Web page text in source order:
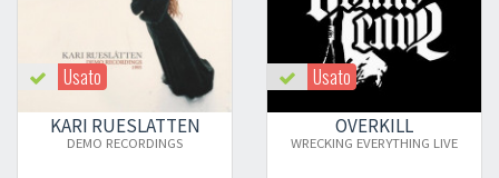
Usato
KARI RUESLATTEN
DEMO RECORDINGS
Usato
OVERKILL
WRECKING EVERYTHING LIVE